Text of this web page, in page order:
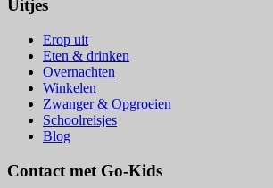
Uitjes
Erop uit
Eten & drinken
Overnachten
Winkelen
Zwanger & Opgroeien
Schoolreisjes
Blog
Contact met Go-Kids